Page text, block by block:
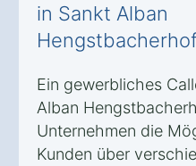
in Sankt Alban
Ein gewerbliches
Alban
Unternehmen die
Kunden über